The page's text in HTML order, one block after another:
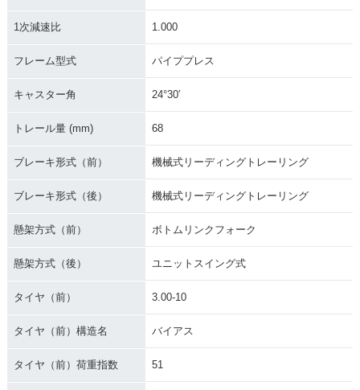
1次減速比 1.000
フレーム型式 パイププレス
キャスター角 24°30′
トレール量 (mm) 68
ブレーキ形式（前） 機械式リーディングトレーリング
ブレーキ形式（後） 機械式リーディングトレーリング
懸架方式（前） ボトムリンクフォーク
懸架方式（後） ユニットスイング式
タイヤ（前） 3.00-10
タイヤ（前）構造名 バイアス
タイヤ（前）荷重指数 51